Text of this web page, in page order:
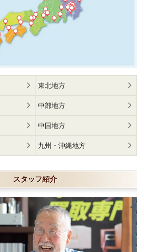
東北地方
中部地方
中国地方
九州・沖縄地方
スタッフ紹介